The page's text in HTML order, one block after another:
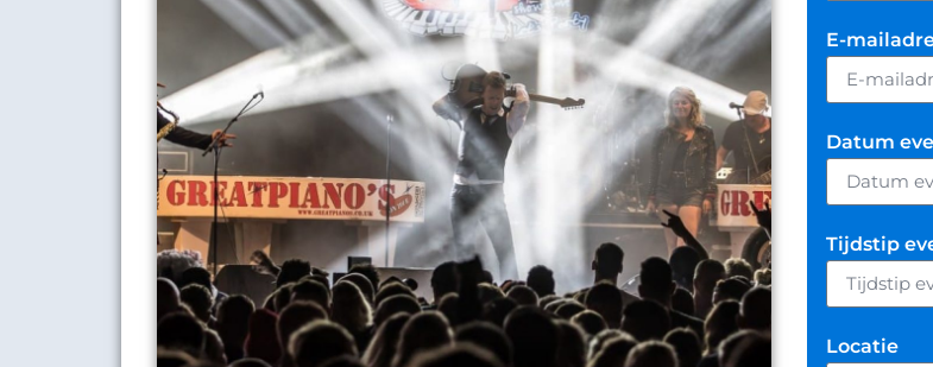
E-
Datum
Tijdstip
Locatie